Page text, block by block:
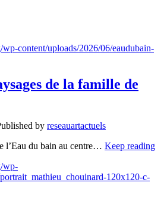
wp-content/uploads/2026/06/eaudubain-
de la famille de
by reseauartactuels
l’Eau du bain au centre… Keep reading
wp-
120x120-c-